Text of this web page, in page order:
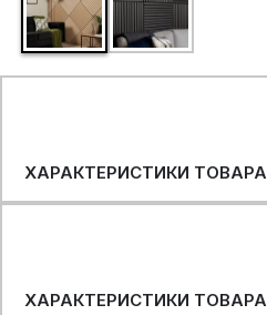
ХАРАКТЕРИСТИКИ ТОВАРА
ХАРАКТЕРИСТИКИ ТОВАРА